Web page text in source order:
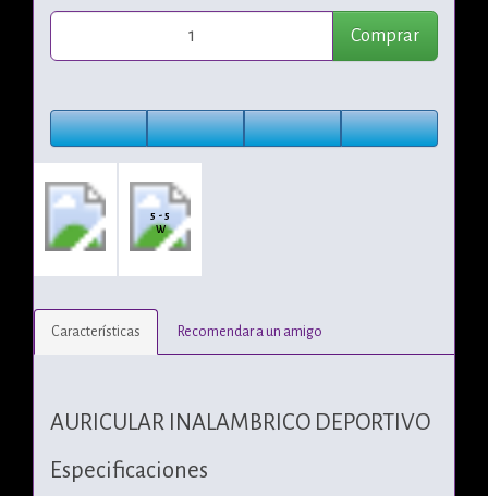
Comprar
5 - 5
W
Características Recomendar a un amigo
AURICULAR INALAMBRICO DEPORTIVO
Especificaciones